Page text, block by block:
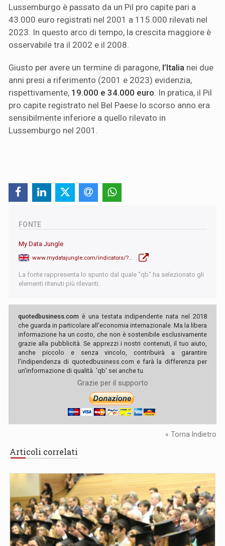
Lussemburgo è passato da un Pil pro capite pari a
43.000 euro registrati nel 2001 a 115.000 rilevati nel
2023. In questo arco di tempo, la crescita maggiore è
osservabile tra il 2002 e il 2008.
Giusto per avere un termine di paragone, l’Italia nei due
anni presi a riferimento (2001 e 2023) evidenzia,
rispettivamente, 19.000 e 34.000 euro . In pratica, il Pil
pro capite registrato nel Bel Paese lo scorso anno era
sensibilmente inferiore a quello rilevato in
Lussemburgo nel 2001.
FONTE
My Data Jungle
La fonte rappresenta lo spunto dal quale "qb" ha selezionato gli
elementi ritenuti più rilevanti.
quotedbusiness.com è una testata indipendente nata nel 2018
che guarda in particolare all'economia internazionale. Ma la libera
informazione ha un costo, che non è sostenibile esclusivamente
grazie alla pubblicità. Se apprezzi i nostri contenuti, il tuo aiuto,
anche piccolo e senza vincolo, contribuirà a garantire
l'indipendenza di quotedbusiness.com e farà la differenza per
un'informazione di qualità. 'qb' sei anche tu.
Grazie per il supporto
« Torna Indietro
Articoli correlati